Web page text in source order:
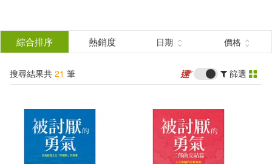
結
分類 (單選)
所有商品(21) 圖書(16)
雜誌(2)
有聲書(1)
綜合排序 熱銷度 日期 價格
搜尋結果共 21 筆 篩選